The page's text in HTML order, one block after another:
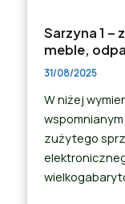
Sarzyna 1 –
meble,
31/08/2025
W niżej
zużytego